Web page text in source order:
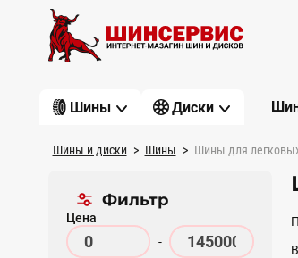
Шины Диски
Шины и диски Шины Шины для
Фильтр
Цена
-